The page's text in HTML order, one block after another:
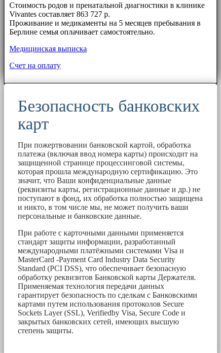
Стоимость родов и пренатальной диагностики в клинике
Vivantes составляет 863 727 р.
Проживание и медикаменты на 5 месяцев пребывания в
Берлине семья оплачивает самостоятельно.
Медицинская выписка
Счет на оплату
Безопасность банковских
карт
При пожертвовании банковской картой, обработка
платежа (включая ввод номера карты) происходит на
защищенной странице процессинговой системы,
которая прошла международную сертификацию. Это
значит, что Ваши конфиденциальные данные
(реквизиты карты, регистрационные данные и др.) не
поступают в фонд, их обработка полностью защищена
и никто, в том числе мы, не может получить ваши
персональные и банковские данные.
При работе с карточными данными применяется
стандарт защиты информации, разработанный
международными платёжными системами Visa и
MasterCard -Payment Card Industry Data Security
Standard (PCI DSS), что обеспечивает безопасную
обработку реквизитов Банковской карты Держателя.
Применяемая технология передачи данных
гарантирует безопасность по сделкам с Банковскими
картами путем использования протоколов Secure
Sockets Layer (SSL), Verifiedby Visa, Secure Code и
закрытых банковских сетей, имеющих высшую
степень защиты.